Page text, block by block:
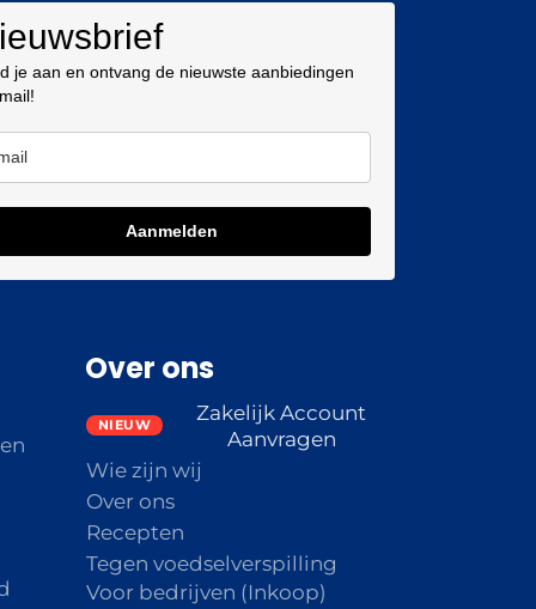
je aan en ontvang de nieuwste aanbiedingen
Aanmelden
Over ons
Zakelijk Account
Aanvragen
Wie zijn wij
Over ons
Recepten
Tegen voedselverspilling
Voor bedrijven (Inkoop)